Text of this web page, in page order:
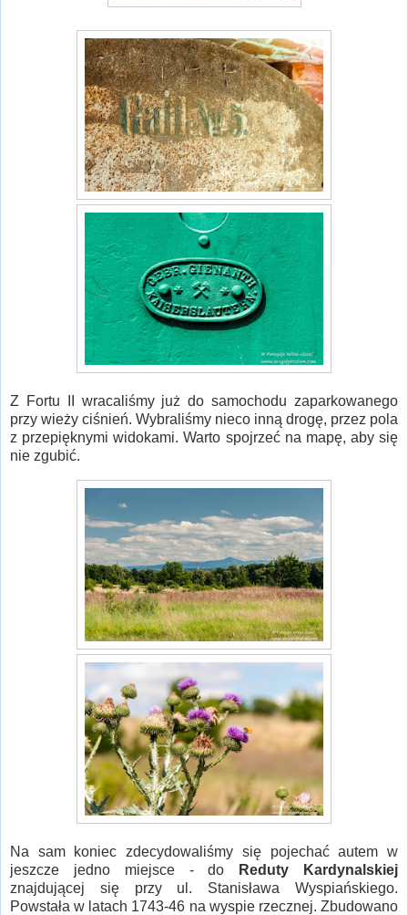
Z Fortu II wracaliśmy już do samochodu zaparkowanego
przy wieży ciśnień. Wybraliśmy nieco inną drogę, przez pola
z przepięknymi widokami. Warto spojrzeć na mapę, aby się
nie zgubić.
Na sam koniec zdecydowaliśmy się pojechać autem w
jeszcze jedno miejsce - do
Reduty Kardynalskiej
znajdującej się przy ul. Stanisława Wyspiańskiego.
Powstała w latach 1743-46 na wyspie rzecznej. Zbudowano